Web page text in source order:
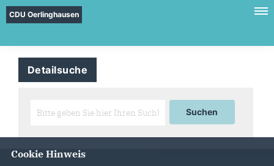
CDU Oerlinghausen
Detailsuche
Cookie Hinweis